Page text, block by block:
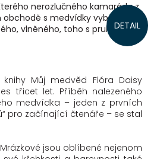
DETAIL
nerozlučného kamaráda z
s medvídky vybere?
vlněného, toho s pruhovaným
Můj medvěd Flóra Daisy
třicet let. Příběh nalezeného
medvídka – jeden z prvních
pro začínající čtenáře – se stal
jsou oblíbené nejenom